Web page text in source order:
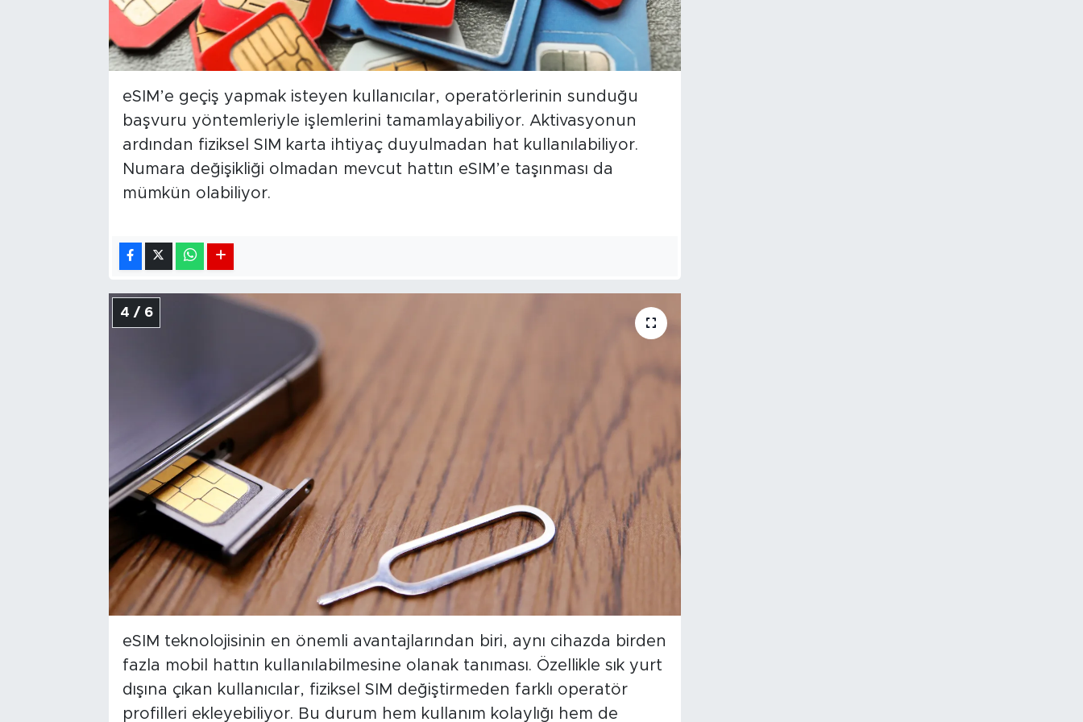
eSIM’e geçiş yapmak isteyen kullanıcılar, operatörlerinin sunduğu
başvuru yöntemleriyle işlemlerini tamamlayabiliyor. Aktivasyonun
ardından fiziksel SIM karta ihtiyaç duyulmadan hat kullanılabiliyor.
Numara değişikliği olmadan mevcut hattın eSIM’e taşınması da
mümkün olabiliyor.
4 / 6
eSIM teknolojisinin en önemli avantajlarından biri, aynı cihazda birden
fazla mobil hattın kullanılabilmesine olanak tanıması. Özellikle sık yurt
dışına çıkan kullanıcılar, fiziksel SIM değiştirmeden farklı operatör
profilleri ekleyebiliyor. Bu durum hem kullanım kolaylığı hem de